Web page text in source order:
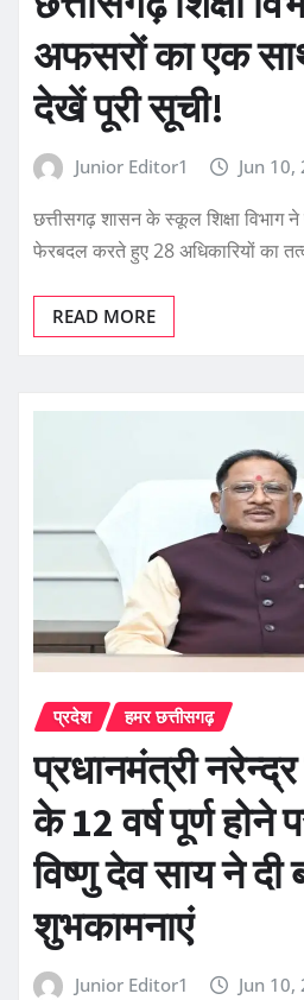
अफसरों का एक
देखें पूरी सूची!
Junior Editor1 Jun 10,
छत्तीसगढ़ शासन के स्कूल शिक्षा विभाग
फेरबदल करते हुए 28 अधिकारियों का
READ MORE
प्रदेश हमर छत्तीसगढ़
प्रधानमंत्री
के 12 वर्ष पूर्ण होने
विष्णु देव साय ने
शुभकामनाएं
Junior Editor1 Jun 10,